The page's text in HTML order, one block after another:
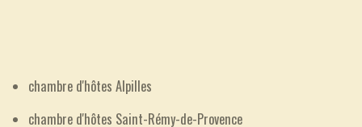
chambre d'hôtes Alpilles
chambre d'hôtes Saint-Rémy-de-Provence